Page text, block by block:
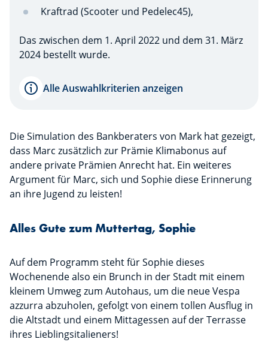
Kraftrad (Scooter und Pedelec45),
Das zwischen dem 1. April 2022 und dem 31. März
2024 bestellt wurde.
Alle Auswahlkriterien anzeigen
Die Simulation des Bankberaters von Mark hat gezeigt,
dass Marc zusätzlich zur Prämie Klimabonus auf
andere private Prämien Anrecht hat. Ein weiteres
Argument für Marc, sich und Sophie diese Erinnerung
an ihre Jugend zu leisten!
Alles Gute zum Muttertag, Sophie
Auf dem Programm steht für Sophie dieses
Wochenende also ein Brunch in der Stadt mit einem
kleinem Umweg zum Autohaus, um die neue Vespa
azzurra abzuholen, gefolgt von einem tollen Ausflug in
die Altstadt und einem Mittagessen auf der Terrasse
ihres Lieblingsitalieners!